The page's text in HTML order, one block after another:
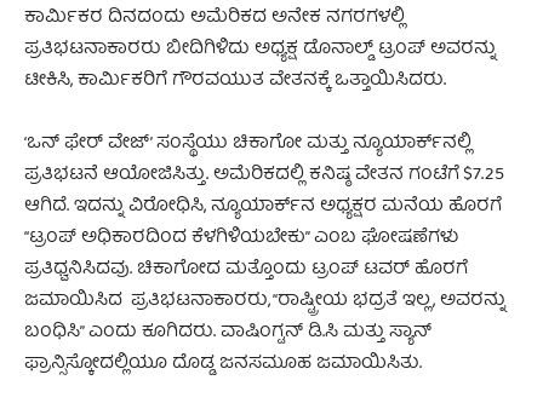
ಕಾರ್ಮಿಕರ ದಿನದಂದು ಅಮೆರಿಕದ ಅನೇಕ ನಗರಗಳಲ್ಲಿ
ಪ್ರತಿಭಟನಾಕಾರರು ಬೀದಿಗಿಳಿದು ಅಧ್ಯಕ್ಷ ಡೊನಾಲ್ಡ್ ಟ್ರಂಪ್ ಅವರನ್ನು
ಟೀಕಿಸಿ, ಕಾರ್ಮಿಕರಿಗೆ ಗೌರವಯುತ ವೇತನಕ್ಕೆ ಒತ್ತಾಯಿಸಿದರು.
‘ಒನ್ ಫೇರ್ ವೇಜ್’ ಸಂಸ್ಥೆಯು ಚಿಕಾಗೋ ಮತ್ತು ನ್ಯೂಯಾರ್ಕ್‌ನಲ್ಲಿ
ಪ್ರತಿಭಟನೆ ಆಯೋಜಿಸಿತ್ತು. ಅಮೆರಿಕದಲ್ಲಿ ಕನಿಷ್ಠ ವೇತನ ಗಂಟೆಗೆ $7.25
ಆಗಿದೆ. ಇದನ್ನು ವಿರೋಧಿಸಿ, ನ್ಯೂಯಾರ್ಕ್‌ನ ಅಧ್ಯಕ್ಷರ ಮನೆಯ ಹೊರಗೆ
“ಟ್ರಂಪ್ ಅಧಿಕಾರದಿಂದ ಕೆಳಗಿಳಿಯಬೇಕು” ಎಂಬ ಘೋಷಣೆಗಳು
ಪ್ರತಿಧ್ವನಿಸಿದವು. ಚಿಕಾಗೋದ ಮತ್ತೊಂದು ಟ್ರಂಪ್ ಟವರ್ ಹೊರಗೆ
ಜಮಾಯಿಸಿದ ಪ್ರತಿಭಟನಾಕಾರರು, “ರಾಷ್ಟ್ರೀಯ ಭದ್ರತೆ ಇಲ್ಲ, ಅವರನ್ನು
ಬಂಧಿಸಿ” ಎಂದು ಕೂಗಿದರು. ವಾಷಿಂಗ್ಟನ್ ಡಿ.ಸಿ ಮತ್ತು ಸ್ಯಾನ್
ಫ್ರಾನ್ಸಿಸ್ಕೋದಲ್ಲಿಯೂ ದೊಡ್ಡ ಜನಸಮೂಹ ಜಮಾಯಿಸಿತು.